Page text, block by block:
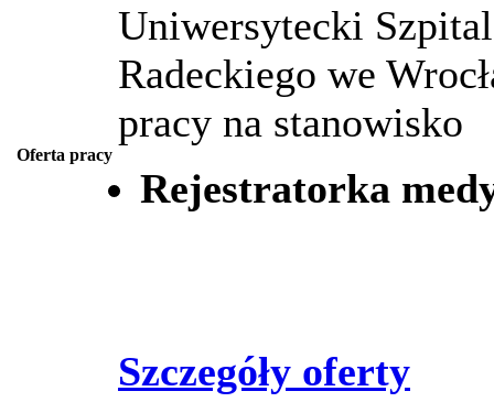
Oferta pracy
Uniwersytecki
Radeckiego we
pracy na stanowisko
Rejestratorka
Szczegóły oferty